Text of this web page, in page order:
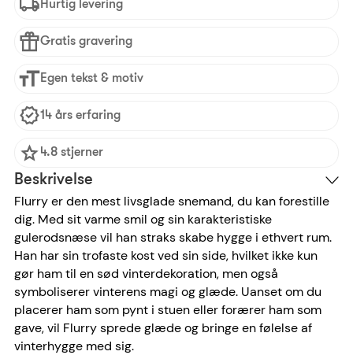
Hurtig levering
Gratis gravering
Egen tekst & motiv
14 års erfaring
4.8 stjerner
Beskrivelse
Flurry er den mest livsglade snemand, du kan forestille
dig. Med sit varme smil og sin karakteristiske
gulerodsnæse vil han straks skabe hygge i ethvert rum.
Han har sin trofaste kost ved sin side, hvilket ikke kun
gør ham til en sød vinterdekoration, men også
symboliserer vinterens magi og glæde. Uanset om du
placerer ham som pynt i stuen eller forærer ham som
gave, vil Flurry sprede glæde og bringe en følelse af
vinterhygge med sig.